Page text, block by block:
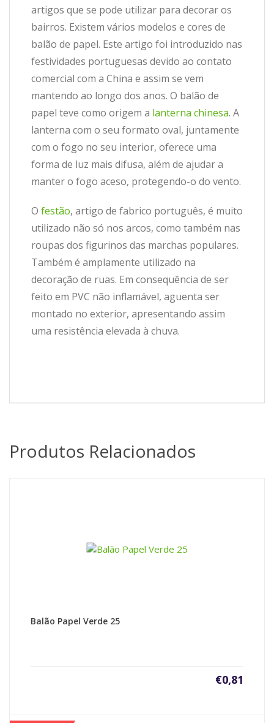
artigos que se pode utilizar para decorar os
bairros. Existem vários modelos e cores de
balão de papel. Este artigo foi introduzido nas
festividades portuguesas devido ao contato
comercial com a China e assim se vem
mantendo ao longo dos anos. O balão de
papel teve como origem a lanterna chinesa. A
lanterna com o seu formato oval, juntamente
com o fogo no seu interior, oferece uma
forma de luz mais difusa, além de ajudar a
manter o fogo aceso, protegendo-o do vento.
O festão, artigo de fabrico português, é muito
utilizado não só nos arcos, como também nas
roupas dos figurinos das marchas populares.
Também é amplamente utilizado na
decoração de ruas. Em consequência de ser
feito em PVC não inflamável, aguenta ser
montado no exterior, apresentando assim
uma resistência elevada à chuva.
Produtos Relacionados
Balão Papel Verde 25
€0,81